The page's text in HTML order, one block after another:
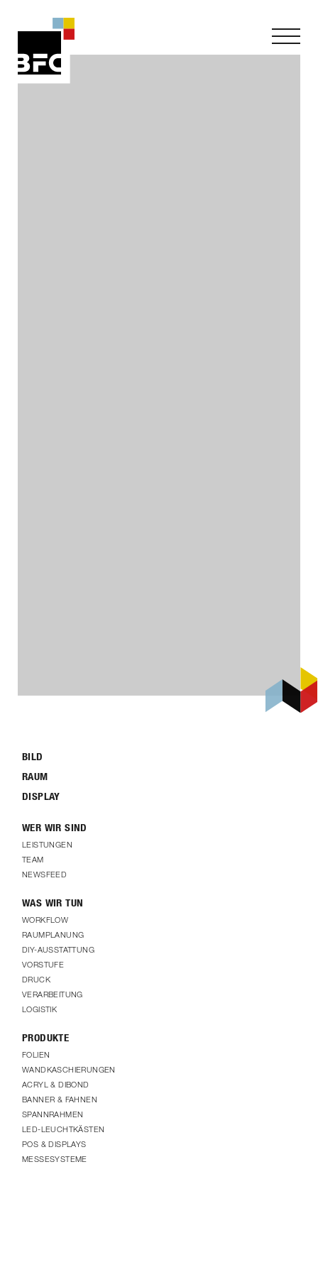
BILD
RAUM
DISPLAY
WER WIR SIND
LEISTUNGEN
TEAM
NEWSFEED
WAS WIR TUN
WORKFLOW
RAUMPLANUNG
DIY-AUSSTATTUNG
VORSTUFE
DRUCK
VERARBEITUNG
LOGISTIK
PRODUKTE
FOLIEN
WANDKASCHIERUNGEN
ACRYL & DIBOND
BANNER & FAHNEN
SPANNRAHMEN
LED-LEUCHTKÄSTEN
POS & DISPLAYS
MESSESYSTEME